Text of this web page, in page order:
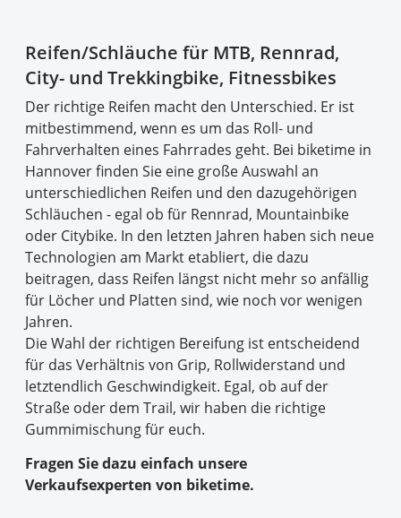
Reifen/Schläuche für MTB, Rennrad,
City- und Trekkingbike, Fitnessbikes
Der richtige Reifen macht den Unterschied. Er ist
mitbestimmend, wenn es um das Roll- und
Fahrverhalten eines Fahrrades geht. Bei biketime in
Hannover finden Sie eine große Auswahl an
unterschiedlichen Reifen und den dazugehörigen
Schläuchen - egal ob für Rennrad, Mountainbike
oder Citybike. In den letzten Jahren haben sich neue
Technologien am Markt etabliert, die dazu
beitragen, dass Reifen längst nicht mehr so anfällig
für Löcher und Platten sind, wie noch vor wenigen
Jahren.
Die Wahl der richtigen Bereifung ist entscheidend
für das Verhältnis von Grip, Rollwiderstand und
letztendlich Geschwindigkeit. Egal, ob auf der
Straße oder dem Trail, wir haben die richtige
Gummimischung für euch.
Fragen Sie dazu einfach unsere
Verkaufsexperten von biketime.